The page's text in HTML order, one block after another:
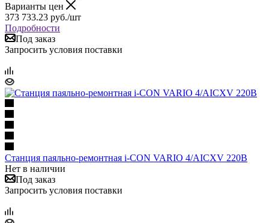
Варианты цен
373 733.23 руб./шт
Подробности
Под заказ
Запросить условия поставки
Станция паяльно-ремонтная i-CON VARIO 4/AICXV 220В
Нет в наличии
Под заказ
Запросить условия поставки